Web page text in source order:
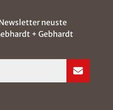
neuste
+ Gebhardt